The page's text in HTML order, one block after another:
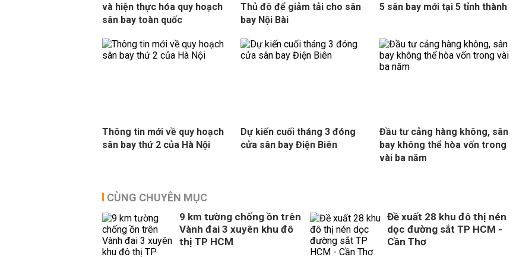
và hiện thực hóa quy hoạch
sân bay toàn quốc
Thủ đô để giảm tải cho sân
bay Nội Bài
5 sân bay mới tại 5 tỉnh thành
Thông tin mới về quy hoạch
sân bay thứ 2 của Hà Nội
Dự kiến cuối tháng 3 đóng
cửa sân bay Điện Biên
Đầu tư cảng hàng không, sân
bay không thể hòa vốn trong
vài ba năm
CÙNG CHUYÊN MỤC
9 km tường chống ồn trên
Vành đai 3 xuyên khu đô
thị TP HCM
Đề xuất 28 khu đô thị nén
dọc đường sắt TP HCM -
Cần Thơ